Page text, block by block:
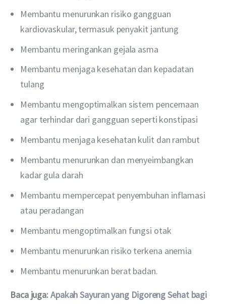
Membantu menurunkan risiko gangguan
kardiovaskular, termasuk penyakit jantung
Membantu meringankan gejala asma
Membantu menjaga kesehatan dan kepadatan
tulang
Membantu mengoptimalkan sistem pencernaan
agar terhindar dari gangguan seperti konstipasi
Membantu menjaga kesehatan kulit dan rambut
Membantu menurunkan dan menyeimbangkan
kadar gula darah
Membantu mempercepat penyembuhan inflamasi
atau peradangan
Membantu mengoptimalkan fungsi otak
Membantu menurunkan risiko terkena anemia
Membantu menurunkan berat badan.
Baca juga: Apakah Sayuran yang Digoreng Sehat bagi